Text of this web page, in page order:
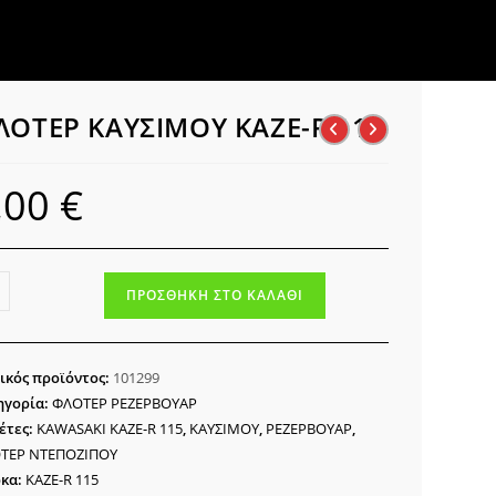
ΚΑΥΣΙΜΟΥ KAZE-R 115
€
ΠΡΟΣΘΉΚΗ ΣΤΟ ΚΑΛΆΘΙ
προϊόντος: 101299
ΦΛΟΤΕΡ ΡΕΖΕΡΒΟΥΑΡ
KAWASAKI KAZE-R 115, ΚΑΥΣΙΜΟΥ, ΡΕΖΕΡΒΟΥΑΡ,
ΝΤΕΠΟΖΙΠΟΥ
KAZE-R 115